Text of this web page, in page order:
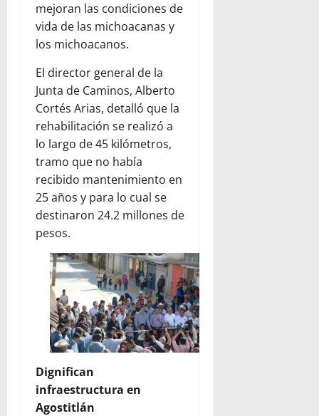
mejoran las condiciones de
vida de las michoacanas y
los michoacanos.
El director general de la
Junta de Caminos, Alberto
Cortés Arias, detalló que la
rehabilitación se realizó a
lo largo de 45 kilómetros,
tramo que no había
recibido mantenimiento en
25 años y para lo cual se
destinaron 24.2 millones de
pesos.
Dignifican
infraestructura en
Agostitlán